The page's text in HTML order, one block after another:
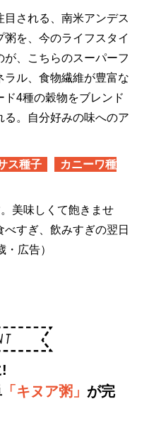
目される、南米アンデス
を、今のライフスタイ
が、こちらのスーパーフ
ラル、食物繊維が豊富な
4種の穀物をブレンド
る。自分好みの味へのア
ス種子
カニーワ種
美味しくて飽きませ
べすぎ、飲みすぎの翌日
広告）
「キヌア粥」 が完